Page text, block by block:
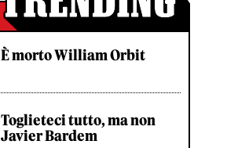
È morto William Orbit
Toglieteci tutto, ma non
Javier Bardem